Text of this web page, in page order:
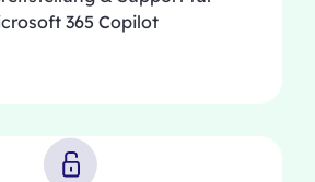
365 Copilot